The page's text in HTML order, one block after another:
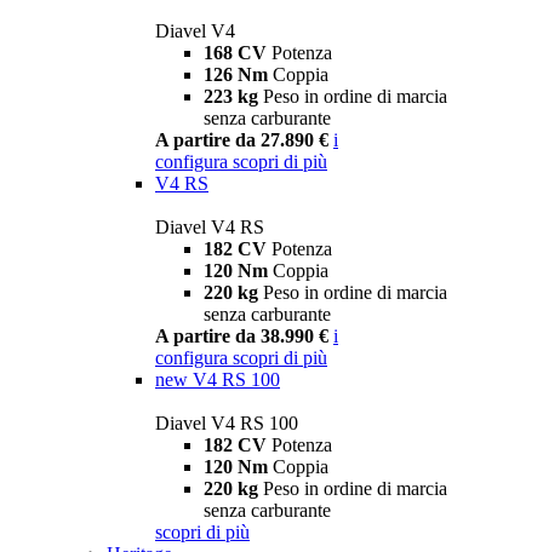
Diavel V4
168 CV Potenza
126 Nm Coppia
223 kg Peso in ordine di marcia
senza carburante
A partire da 27.890 € i
configura scopri di più
V4 RS
Diavel V4 RS
182 CV Potenza
120 Nm Coppia
220 kg Peso in ordine di marcia
senza carburante
A partire da 38.990 € i
configura scopri di più
new V4 RS 100
Diavel V4 RS 100
182 CV Potenza
120 Nm Coppia
220 kg Peso in ordine di marcia
senza carburante
scopri di più